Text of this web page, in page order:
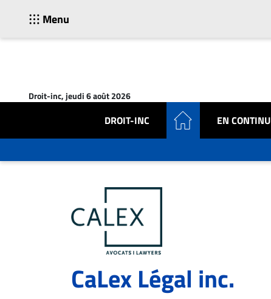
Menu
Droit-inc, jeudi 6 août 2026
DROIT-INC EN CONTINU
En
CaLex Légal inc.